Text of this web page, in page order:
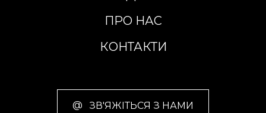
ПРО НАС
КОНТАКТИ
@ ЗВ'ЯЖІТЬСЯ З НАМИ